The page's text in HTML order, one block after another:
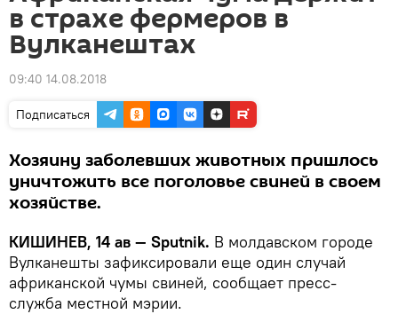
в страхе фермеров в
Вулканештах
09:40 14.08.2018
Подписаться
Хозяину заболевших животных пришлось
уничтожить все поголовье свиней в своем
хозяйстве.
КИШИНЕВ, 14 ав — Sputnik. В молдавском городе
Вулканешты зафиксировали еще один случай
африканской чумы свиней, сообщает пресс-
служба местной мэрии.